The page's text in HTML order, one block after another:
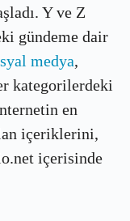
Y ve Z
gündeme dair
medya,
kategorilerdeki
en
içeriklerini,
içerisinde